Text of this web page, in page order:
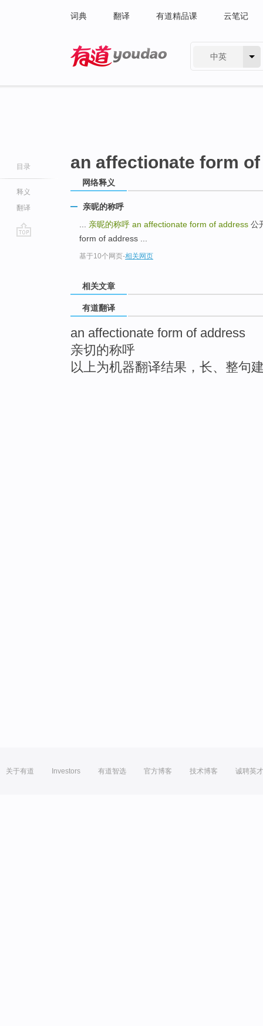
词典 翻译 有道精品课 云笔记
中英
目录
释义
翻译
an affectionate form
网络释义
亲昵的称呼
亲昵的称呼 an affectionate form of address 公
form of address ...
基于10个网页-相关网页
相关文章
有道翻译
an affectionate form of address
亲切的称呼
以上为机器翻译结果，长、整句
关于有道 Investors 有道智选 官方博客 技术博客 诚聘英才